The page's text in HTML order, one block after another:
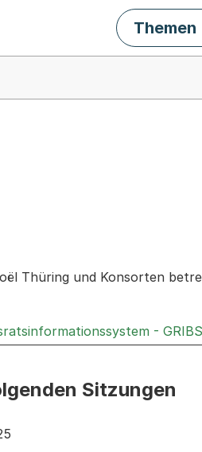
Themen
Geschäft
Thüring und Konsorten
-
Sitzungen
Informationen zu den